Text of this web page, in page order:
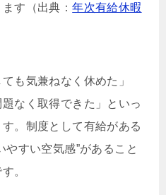
す（出典：年次有給休暇
も気兼ねなく休めた」
なく取得できた」といっ
。制度として有給がある
やすい空気感”があること
。